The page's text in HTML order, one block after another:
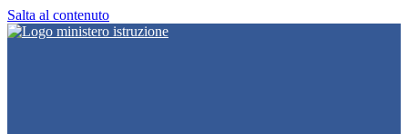
Salta al contenuto